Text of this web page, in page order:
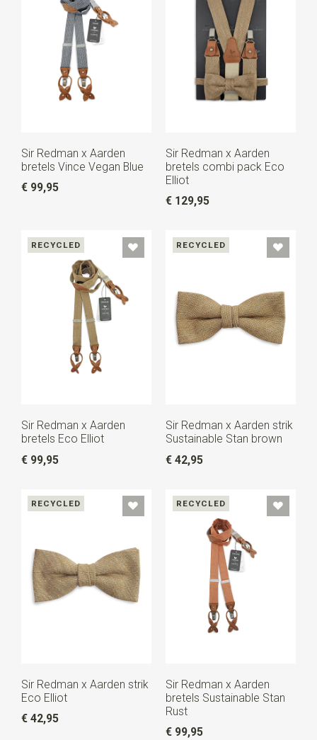
Sir Redman x Aarden
bretels Vince Vegan Blue
€ 99,95
Sir Redman x Aarden
bretels combi pack Eco
Elliot
€ 129,95
RECYCLED
Sir Redman x Aarden
bretels Eco Elliot
€ 99,95
RECYCLED
Sir Redman x Aarden strik
Sustainable Stan brown
€ 42,95
RECYCLED
Sir Redman x Aarden strik
Eco Elliot
€ 42,95
RECYCLED
Sir Redman x Aarden
bretels Sustainable Stan
Rust
€ 99,95